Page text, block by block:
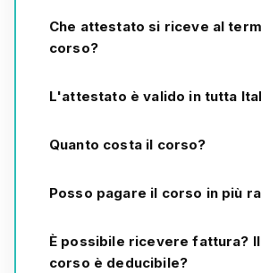
Che attestato si riceve al
corso?
L'attestato è valido in tutta
Quanto costa il corso?
Posso pagare il corso in più
È possibile ricevere fattura?
corso è deducibile?